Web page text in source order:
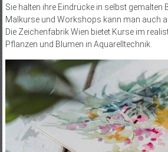
Sie halten ihre Eindrücke in selbst gemalten
Malkurse und Workshops kann man auch
Die Zeichenfabrik Wien bietet Kurse im
Pflanzen und Blumen in Aquarelltechnik.